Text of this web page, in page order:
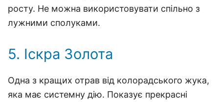
росту. Не можна використовувати спільно з
лужними сполуками.
5. Іскра Золота
Одна з кращих отрав від колорадського жука,
яка має системну дію. Показує прекрасні